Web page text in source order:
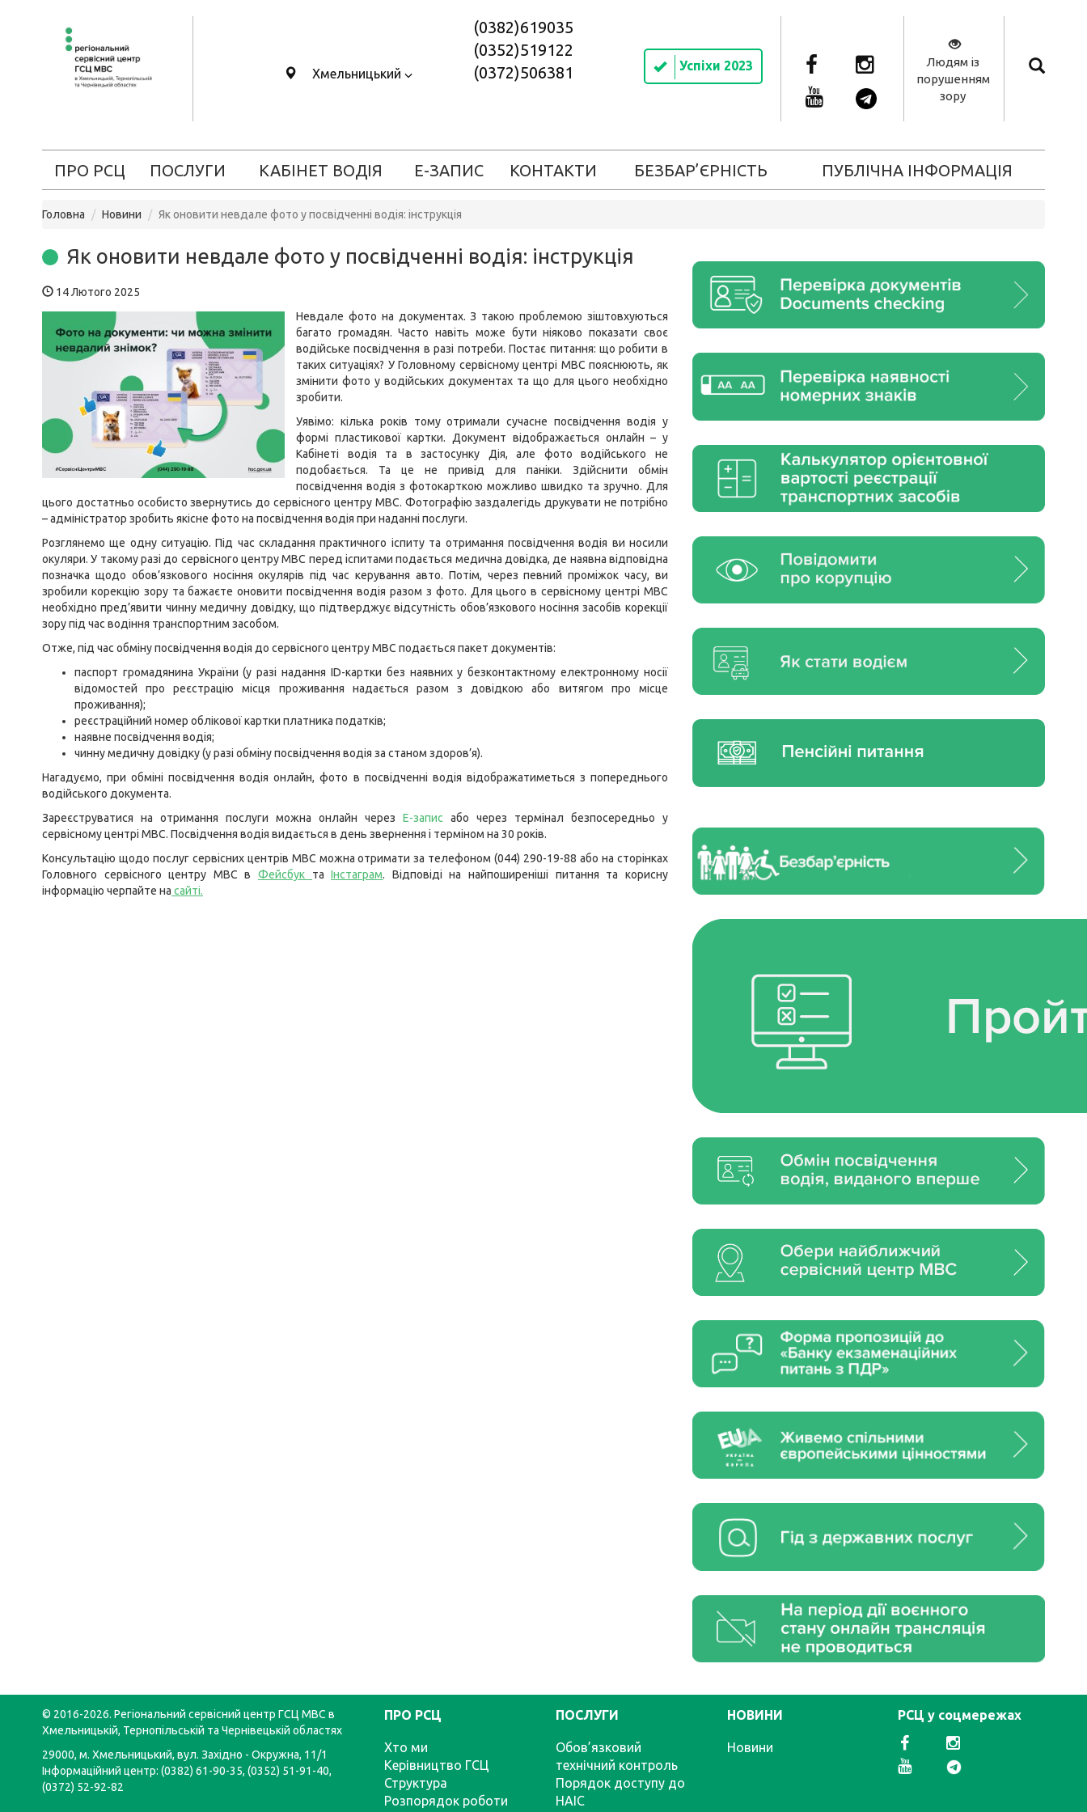
Хмельницький
(0382)619035
(0352)519122
(0372)506381
Успіхи 2023
Людям із
порушенням
зору
ПРО РСЦ ПОСЛУГИ КАБІНЕТ ВОДІЯ Е-ЗАПИС КОНТАКТИ БЕЗБАР’ЄРНІСТЬ ПУБЛІЧНА ІНФОРМАЦІЯ
Головна Новини Як оновити невдале фото у посвідченні водія: інструкція
Як оновити невдале фото у посвідченні водія: інструкція
14 Лютого 2025
Невдале фото на документах. З такою проблемою зіштовхуються
багато громадян. Часто навіть може бути ніяково показати своє
водійське посвідчення в разі потреби. Постає питання: що робити в
таких ситуаціях? У Головному сервісному центрі МВС пояснюють, як
змінити фото у водійських документах та що для цього необхідно
зробити.
Уявімо: кілька років тому отримали сучасне посвідчення водія у
формі пластикової картки. Документ відображається онлайн – у
Кабінеті водія та в застосунку Дія, але фото водійського не
подобається. Та це не привід для паніки. Здійснити обмін
посвідчення водія з фотокарткою можливо швидко та зручно. Для
цього достатньо особисто звернутись до сервісного центру МВС. Фотографію заздалегідь друкувати не потрібно
– адміністратор зробить якісне фото на посвідчення водія при наданні послуги.
Розглянемо ще одну ситуацію. Під час складання практичного іспиту та отримання посвідчення водія ви носили
окуляри. У такому разі до сервісного центру МВС перед іспитами подається медична довідка, де наявна відповідна
позначка щодо обов’язкового носіння окулярів під час керування авто. Потім, через певний проміжок часу, ви
зробили корекцію зору та бажаєте оновити посвідчення водія разом з фото. Для цього в сервісному центрі МВС
необхідно пред’явити чинну медичну довідку, що підтверджує відсутність обов’язкового носіння засобів корекції
зору під час водіння транспортним засобом.
Отже, під час обміну посвідчення водія до сервісного центру МВС подається пакет документів:
паспорт громадянина України (у разі надання ID-картки без наявних у безконтактному електронному носії
відомостей про реєстрацію місця проживання надається разом з довідкою або витягом про місце
проживання);
реєстраційний номер облікової картки платника податків;
наявне посвідчення водія;
чинну медичну довідку (у разі обміну посвідчення водія за станом здоров’я).
Нагадуємо, при обміні посвідчення водія онлайн, фото в посвідченні водія відображатиметься з попереднього
водійського документа.
Зареєструватися на отримання послуги можна онлайн через Е-запис
або через термінал безпосередньо у
сервісному центрі МВС. Посвідчення водія видається в день звернення і терміном на 30 років.
Консультацію щодо послуг сервісних центрів МВС можна отримати за телефоном (044) 290-19-88 або на сторінках
Головного сервісного центру МВС вФейсбук таІнстаграм. Відповіді на найпоширеніші питання та корисну
інформацію черпайте на сайті.
© 2016-2026. Регіональний сервісний центр ГСЦ МВС в
Хмельницькій, Тернопільській та Чернівецькій областях
29000, м. Хмельницький, вул. Західно - Окружна, 11/1
Інформаційний центр: (0382) 61-90-35, (0352) 51-91-40,
(0372) 52-92-82
ПРО РСЦ
Хто ми
Керівництво ГСЦ
Структура
Розпорядок роботи
ПОСЛУГИ
Обов’язковий
технічний контроль
Порядок доступу до
НАІС
НОВИНИ
Новини
РСЦ у соцмережах